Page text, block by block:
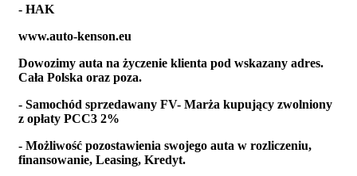
- HAK
www.auto-kenson.eu
Dowozimy auta na życzenie klienta pod wskazany adres.
Cała Polska oraz poza.
- Samochód sprzedawany FV- Marża kupujący zwolniony
z opłaty PCC3 2%
- Możliwość pozostawienia swojego auta w rozliczeniu,
finansowanie, Leasing, Kredyt.